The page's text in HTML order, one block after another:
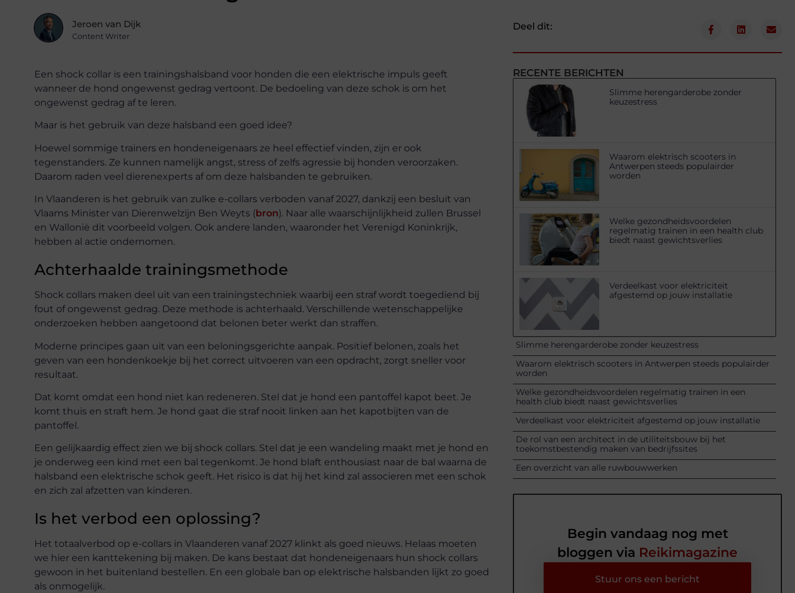
Jeroen van Dijk
Content Writer
Een shock collar is een trainingshalsband voor honden die een elektrische impuls geeft
wanneer de hond ongewenst gedrag vertoont. De bedoeling van deze schok is om het
ongewenst gedrag af te leren.
Maar is het gebruik van deze halsband een goed idee?
Hoewel sommige trainers en hondeneigenaars ze heel effectief vinden, zijn er ook
tegenstanders. Ze kunnen namelijk angst, stress of zelfs agressie bij honden veroorzaken.
Daarom raden veel dierenexperts af om deze halsbanden te gebruiken.
In Vlaanderen is het gebruik van zulke e-collars verboden vanaf 2027, dankzij een besluit van
Vlaams Minister van Dierenwelzijn Ben Weyts ( bron). Naar alle waarschijnlijkheid zullen Brussel
en Wallonië dit voorbeeld volgen. Ook andere landen, waaronder het Verenigd Koninkrijk,
hebben al actie ondernomen.
Achterhaalde trainingsmethode
Shock collars maken deel uit van een trainingstechniek waarbij een straf wordt toegediend bij
fout of ongewenst gedrag. Deze methode is achterhaald. Verschillende wetenschappelijke
onderzoeken hebben aangetoond dat belonen beter werkt dan straffen.
Moderne principes gaan uit van een beloningsgerichte aanpak. Positief belonen, zoals het
geven van een hondenkoekje bij het correct uitvoeren van een opdracht, zorgt sneller voor
resultaat.
Dat komt omdat een hond niet kan redeneren. Stel dat je hond een pantoffel kapot beet. Je
komt thuis en straft hem. Je hond gaat die straf nooit linken aan het kapotbijten van de
pantoffel.
Een gelijkaardig effect zien we bij shock collars. Stel dat je een wandeling maakt met je hond en
je onderweg een kind met een bal tegenkomt. Je hond blaft enthousiast naar de bal waarna de
halsband een elektrische schok geeft. Het risico is dat hij het kind zal associeren met een schok
en zich zal afzetten van kinderen.
Is het verbod een oplossing?
Het totaalverbod op e-collars in Vlaanderen vanaf 2027 klinkt als goed nieuws. Helaas moeten
we hier een kanttekening bij maken. De kans bestaat dat hondeneigenaars hun shock collars
gewoon in het buitenland bestellen. En een globale ban op elektrische halsbanden lijkt zo goed
als onmogelijk.
Deel dit:
RECENTE BERICHTEN
Slimme herengarderobe zonder
keuzestress
Waarom elektrisch scooters in
Antwerpen steeds populairder
worden
Welke gezondheidsvoordelen
regelmatig trainen in een health club
biedt naast gewichtsverlies
Verdeelkast voor elektriciteit
afgestemd op jouw installatie
Slimme herengarderobe zonder keuzestress
Waarom elektrisch scooters in Antwerpen steeds populairder
worden
Welke gezondheidsvoordelen regelmatig trainen in een
health club biedt naast gewichtsverlies
Verdeelkast voor elektriciteit afgestemd op jouw installatie
De rol van een architect in de utiliteitsbouw bij het
toekomstbestendig maken van bedrijfssites
Een overzicht van alle ruwbouwwerken
Begin vandaag nog met
bloggen via Reikimagazine
Stuur ons een bericht